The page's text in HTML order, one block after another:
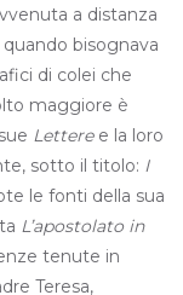
a distanza
bisognava
di colei che
maggiore è
Letteree la loro
sotto il titolo: I
le fonti della sua
L’apostolato in
tenute in
Teresa,